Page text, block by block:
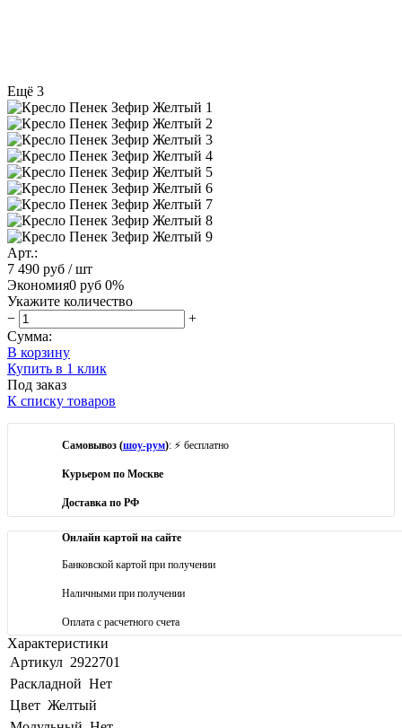
Ещё 3
Арт.:
7 490 руб / шт
Экономия0 руб 0%
Укажите количество
−
+
Сумма:
В корзину
Купить в 1 клик
Под заказ
К списку товаров
Самовывоз (шоу-рум): ⚡ бесплатно
Курьером по Москве
Доставка по РФ
Онлайн картой на сайте
Банковской картой при получении
Наличными при получении
Оплата с расчетного счета
Характеристики
Артикул 2922701
Раскладной Нет
Цвет Желтый